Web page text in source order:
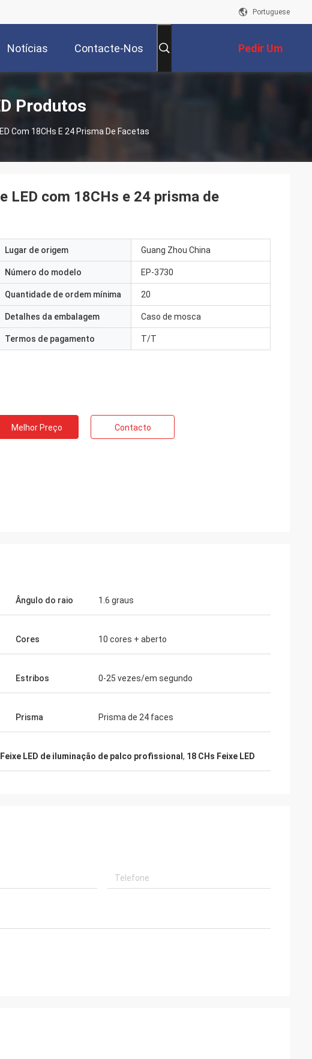
Portuguese
Notícias Contacte-Nos Pedir Um
Orçamento
Produtos
Com 18CHs E 24 Prisma De Facetas
LED com 18CHs e 24 prisma de
Lugar de origem Guang Zhou China
Número do modelo EP-3730
Quantidade de ordem mínima 20
Detalhes da embalagem Caso de mosca
Termos de pagamento T/T
Melhor Preço Contacto
Ângulo do raio 1.6 graus
Cores 10 cores + aberto
Estribos 0-25 vezes/em segundo
Prisma Prisma de 24 faces
Feixe LED de iluminação de palco profissional , 18 CHs Feixe LED